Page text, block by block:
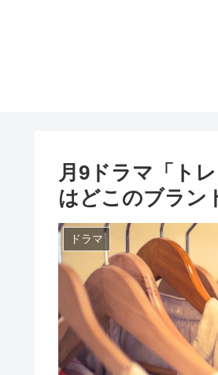
月9ドラマ「ト
はどこのブラン
ドラマ